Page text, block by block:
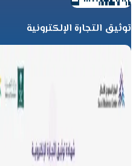
توثيق التجارة الإلكترونية